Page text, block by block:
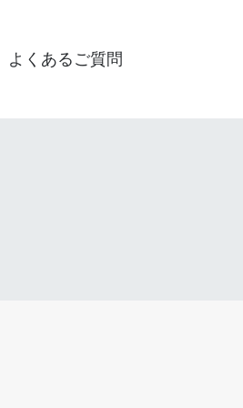
よくあるご質問